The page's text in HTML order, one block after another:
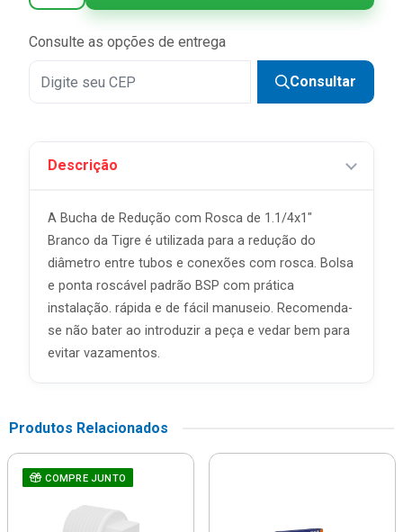
Consulte as opções de entrega
Consultar
Descrição
A Bucha de Redução com Rosca de 1.1/4x1"
Branco da Tigre é utilizada para a redução do
diâmetro entre tubos e conexões com rosca. Bolsa
e ponta roscável padrão BSP com prática
instalação. rápida e de fácil manuseio. Recomenda-
se não bater ao introduzir a peça e vedar bem para
evitar vazamentos.
Produtos Relacionados
COMPRE JUNTO